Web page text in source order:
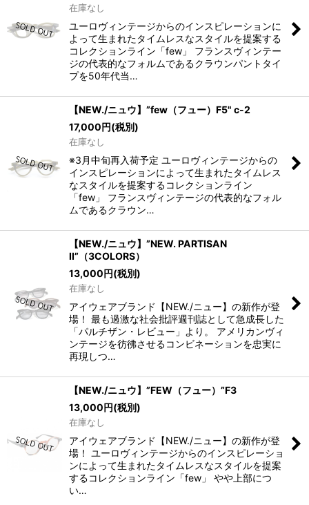
在庫なし
ユーロヴィンテージからのインスピレーションに
よって生まれたタイムレスなスタイルを提案する
コレクションライン「few」 フランスヴィンテー
ジの代表的なフォルムであるクラウンパントタイ
プを50年代当…
【NEW./ニュウ】”few（フュー）F5" c-2
17,000円(税別)
在庫なし
※3月中旬再入荷予定 ユーロヴィンテージからの
インスピレーションによって生まれたタイムレス
なスタイルを提案するコレクションライン
「few」 フランスヴィンテージの代表的なフォル
ムであるクラウン…
【NEW./ニュウ】”NEW. PARTISAN
II”（3COLORS）
13,000円(税別)
在庫なし
アイウェアブランド【NEW./ニュー】の新作が登
場！ 最も過激な社会批評週刊誌として急成長した
「パルチザン・レビュー」より。 アメリカンヴィ
ンテージを彷彿させるコンビネーションを忠実に
再現しつ…
【NEW./ニュウ】”FEW（フュー）”F3
13,000円(税別)
在庫なし
アイウェアブランド【NEW./ニュー】の新作が登
場！ ユーロヴィンテージからのインスピレーショ
ンによって生まれたタイムレスなスタイルを提案
するコレクションライン「few」 やや上部につ
い…